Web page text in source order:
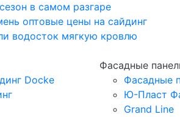
в самом разгаре
оптовые цены на сайдинг
водосток мягкую кровлю
Docke
Фасадные
Фасадные
Ю-Пласт
Grand Line